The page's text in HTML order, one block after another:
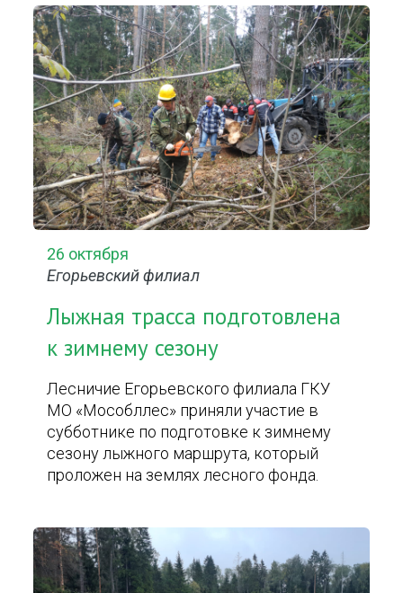
26 октября
Егорьевский филиал
Лыжная трасса подготовлена
к зимнему сезону
Лесничие Егорьевского филиала ГКУ
МО «Мособллес» приняли участие в
субботнике по подготовке к зимнему
сезону лыжного маршрута, который
проложен на землях лесного фонда.